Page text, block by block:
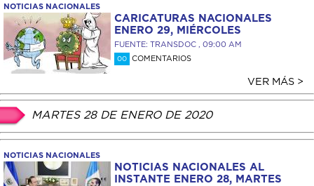
NOTICIAS NACIONALES
CARICATURAS NACIONALES
ENERO 29, MIÉRCOLES
FUENTE: TRANSDOC , 09:00 AM
00 COMENTARIOS
VER MÁS >
MARTES 28 DE ENERO DE 2020
NOTICIAS NACIONALES
NOTICIAS NACIONALES AL
INSTANTE ENERO 28, MARTES